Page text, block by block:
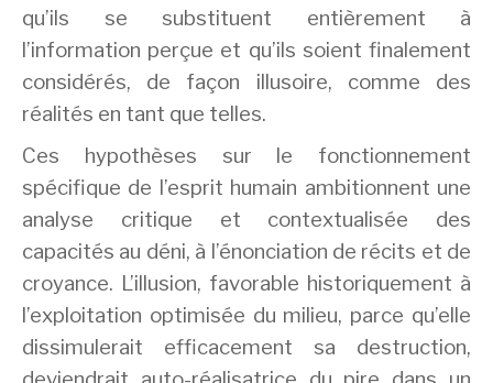
qu’ils se substituent entièrement à
l’information perçue et qu’ils soient finalement
considérés, de façon illusoire, comme des
réalités en tant que telles.
Ces hypothèses sur le fonctionnement
spécifique de l’esprit humain ambitionnent une
analyse critique et contextualisée des
capacités au déni, à l’énonciation de récits et de
croyance. L’illusion, favorable historiquement à
l’exploitation optimisée du milieu, parce qu’elle
dissimulerait efficacement sa destruction,